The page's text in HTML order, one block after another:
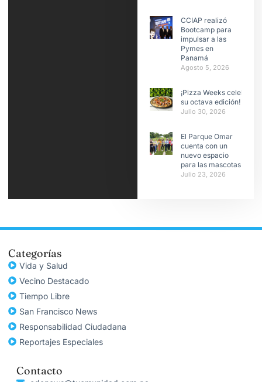
CCIAP realizó
Bootcamp para
impulsar a las
Pymes en
Panamá
Agosto 5, 2026
¡Pizza Weeks celebra
su octava edición!
Julio 30, 2026
El Parque Omar
cuenta con un
nuevo espacio
para las mascotas
Julio 23, 2026
Categorías
Vida y Salud
Vecino Destacado
Tiempo Libre
San Francisco News
Responsabilidad Ciudadana
Reportajes Especiales
Contacto